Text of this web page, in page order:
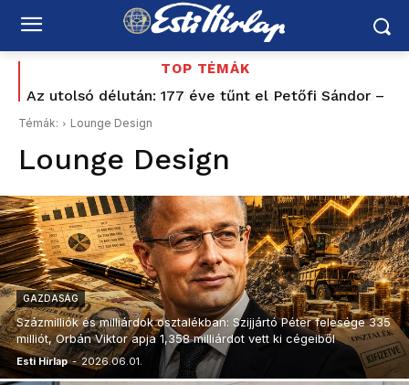
TOP TÉMÁK
Az utolsó délután: 177 éve tűnt el Petőfi Sándor –
és azóta sem tudjuk pontosan, hogyan halt meg
Tíz éve nem volt ilyen alacsony az infláció
Magyarországon – az élelmiszerek ára már
Témák: Lounge Design
Lounge Design
GAZDASÁG
Százmilliók és milliárdok osztalékban: Szijjártó Péter felesége 335
milliót, Orbán Viktor apja 1,358 milliárdot vett ki cégeiből
Esti Hírlap - 2026.06.01.